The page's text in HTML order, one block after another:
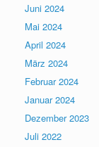
Juni 2024
Mai 2024
April 2024
März 2024
Februar 2024
Januar 2024
Dezember 2023
Juli 2022